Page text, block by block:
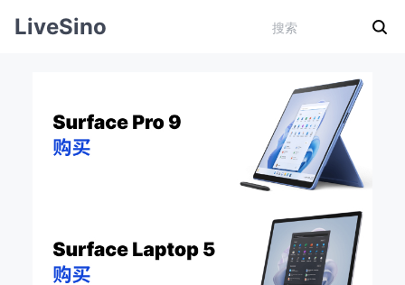
LiveSino